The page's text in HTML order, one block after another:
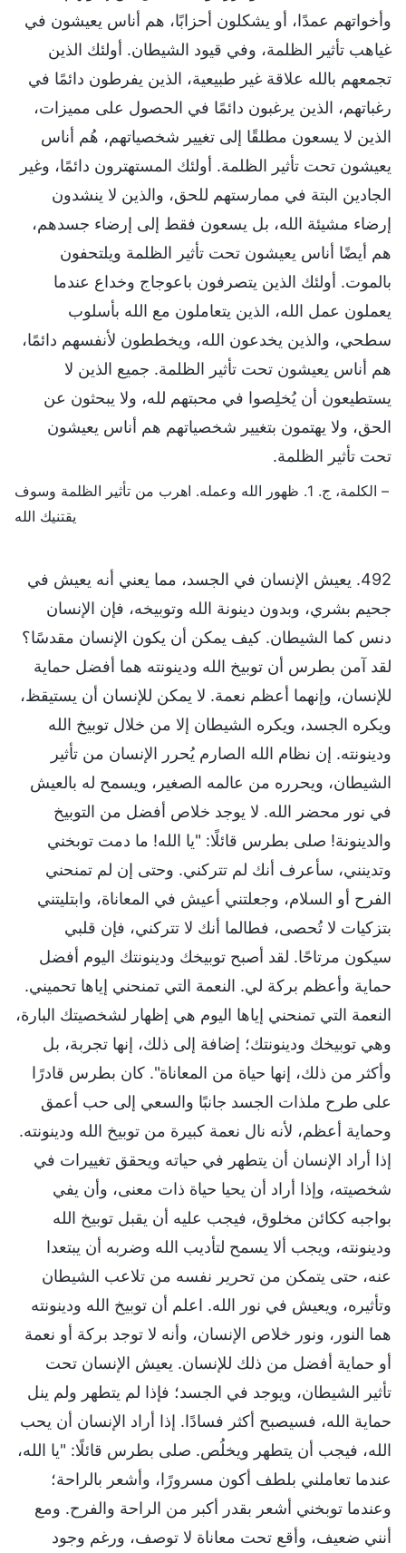
وأخواتهم عمدًا، أو يشكلون أحزابًا، هم أناس يعيشون في
غياهب تأثير الظلمة، وفي قيود الشيطان. أولئك الذين
تجمعهم بالله علاقة غير طبيعية، الذين يفرطون دائمًا في
رغباتهم، الذين يرغبون دائمًا في الحصول على مميزات،
الذين لا يسعون مطلقًا إلى تغيير شخصياتهم، هُم أناس
يعيشون تحت تأثير الظلمة. أولئك المستهترون دائمًا، وغير
الجادين البتة في ممارستهم للحق، والذين لا ينشدون
إرضاء مشيئة الله، بل يسعون فقط إلى إرضاء جسدهم،
هم أيضًا أناس يعيشون تحت تأثير الظلمة ويلتحفون
بالموت. أولئك الذين يتصرفون باعوجاج وخداع عندما
يعملون عمل الله، الذين يتعاملون مع الله بأسلوب
سطحي، والذين يخدعون الله، ويخططون لأنفسهم دائمًا،
هم أناس يعيشون تحت تأثير الظلمة. جميع الذين لا
يستطيعون أن يُخلِصوا في محبتهم لله، ولا يبحثون عن
الحق، ولا يهتمون بتغيير شخصياتهم هم أناس يعيشون
تحت تأثير الظلمة.
– الكلمة، ج. 1. ظهور الله وعمله. اهرب من تأثير الظلمة وسوف
يقتنيك الله
492. يعيش الإنسان في الجسد، مما يعني أنه يعيش في
جحيم بشري، وبدون دينونة الله وتوبيخه، فإن الإنسان
دنس كما الشيطان. كيف يمكن أن يكون الإنسان مقدسًا؟
لقد آمن بطرس أن توبيخ الله ودينونته هما أفضل حماية
للإنسان، وإنهما أعظم نعمة. لا يمكن للإنسان أن يستيقظ،
ويكره الجسد، ويكره الشيطان إلا من خلال توبيخ الله
ودينونته. إن نظام الله الصارم يُحرر الإنسان من تأثير
الشيطان، ويحرره من عالمه الصغير، ويسمح له بالعيش
في نور محضر الله. لا يوجد خلاص أفضل من التوبيخ
والدينونة! صلى بطرس قائلًا: "يا الله! ما دمت توبخني
وتدينني، سأعرف أنك لم تتركني. وحتى إن لم تمنحني
الفرح أو السلام، وجعلتني أعيش في المعاناة، وابتليتني
بتزكيات لا تُحصى، فطالما أنك لا تتركني، فإن قلبي
سيكون مرتاحًا. لقد أصبح توبيخك ودينونتك اليوم أفضل
حماية وأعظم بركة لي. النعمة التي تمنحني إياها تحميني.
النعمة التي تمنحني إياها اليوم هي إظهار لشخصيتك البارة،
وهي توبيخك ودينونتك؛ إضافة إلى ذلك، إنها تجربة، بل
وأكثر من ذلك، إنها حياة من المعاناة". كان بطرس قادرًا
على طرح ملذات الجسد جانبًا والسعي إلى حب أعمق
وحماية أعظم، لأنه نال نعمة كبيرة من توبيخ الله ودينونته.
إذا أراد الإنسان أن يتطهر في حياته ويحقق تغييرات في
شخصيته، وإذا أراد أن يحيا حياة ذات معنى، وأن يفي
بواجبه ككائن مخلوق، فيجب عليه أن يقبل توبيخ الله
ودينونته، ويجب ألا يسمح لتأديب الله وضربه أن يبتعدا
عنه، حتى يتمكن من تحرير نفسه من تلاعب الشيطان
وتأثيره، ويعيش في نور الله. اعلم أن توبيخ الله ودينونته
هما النور، ونور خلاص الإنسان، وأنه لا توجد بركة أو نعمة
أو حماية أفضل من ذلك للإنسان. يعيش الإنسان تحت
تأثير الشيطان، ويوجد في الجسد؛ فإذا لم يتطهر ولم ينل
حماية الله، فسيصبح أكثر فسادًا. إذا أراد الإنسان أن يحب
الله، فيجب أن يتطهر ويخلُص. صلى بطرس قائلًا: "يا الله،
عندما تعاملني بلطف أكون مسرورًا، وأشعر بالراحة؛
وعندما توبخني أشعر بقدر أكبر من الراحة والفرح. ومع
أنني ضعيف، وأقع تحت معاناة لا توصف، ورغم وجود